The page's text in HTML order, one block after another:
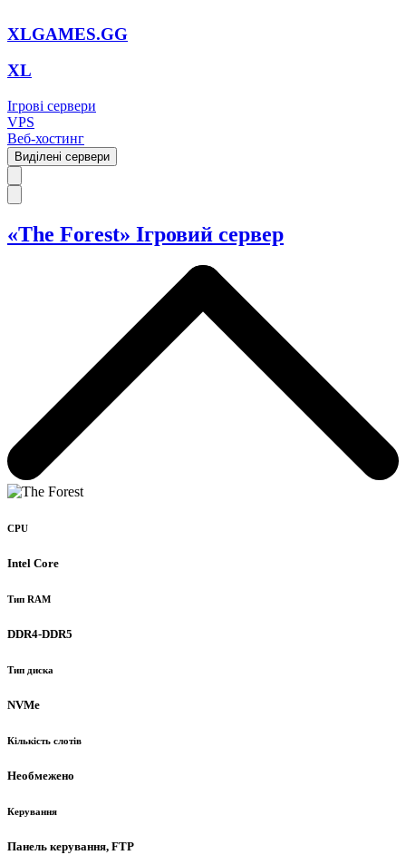
XLGAMES.GG
XL
Ігрові сервери
VPS
Веб-хостинг
Виділені сервери
«The Forest» Ігровий сервер
CPU
Intel Core
Тип RAM
DDR4-DDR5
Тип диска
NVMe
Кількість слотів
Необмежено
Керування
Панель керування, FTP